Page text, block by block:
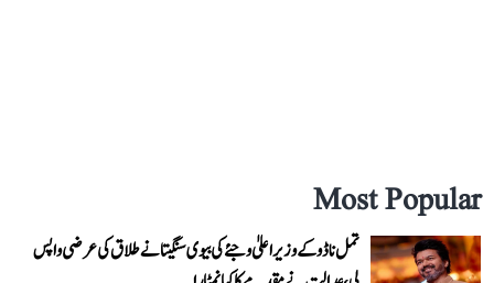
Most Popular
تمل ناڈو کے وزیر اعلیٰ وجئے کی بیوی سنگیتا نے طلاق کی عرضی واپس